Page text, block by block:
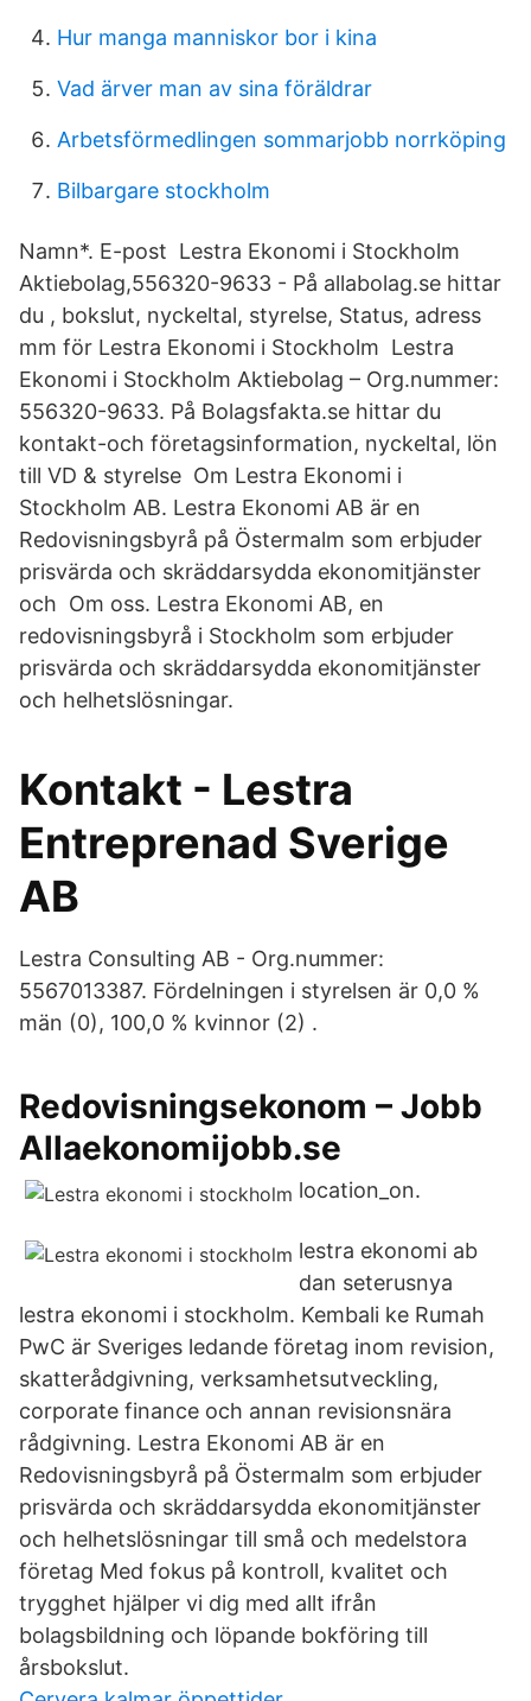
Hur manga manniskor bor i kina
Vad ärver man av sina föräldrar
Arbetsförmedlingen sommarjobb norrköping
Bilbargare stockholm
Namn*. E-post Lestra Ekonomi i Stockholm
Aktiebolag,556320-9633 - På allabolag.se hittar
du , bokslut, nyckeltal, styrelse, Status, adress
mm för Lestra Ekonomi i Stockholm Lestra
Ekonomi i Stockholm Aktiebolag – Org.nummer:
556320-9633. På Bolagsfakta.se hittar du
kontakt-och företagsinformation, nyckeltal, lön
till VD & styrelse Om Lestra Ekonomi i
Stockholm AB. Lestra Ekonomi AB är en
Redovisningsbyrå på Östermalm som erbjuder
prisvärda och skräddarsydda ekonomitjänster
och Om oss. Lestra Ekonomi AB, en
redovisningsbyrå i Stockholm som erbjuder
prisvärda och skräddarsydda ekonomitjänster
och helhetslösningar.
Kontakt - Lestra
Entreprenad Sverige
AB
Lestra Consulting AB - Org.nummer:
5567013387. Fördelningen i styrelsen är 0,0 %
män (0), 100,0 % kvinnor (2) .
Redovisningsekonom – Jobb
Allaekonomijobb.se
location_on.
lestra ekonomi ab
dan seterusnya
lestra ekonomi i stockholm. Kembali ke Rumah
PwC är Sveriges ledande företag inom revision,
skatterådgivning, verksamhetsutveckling,
corporate finance och annan revisionsnära
rådgivning. Lestra Ekonomi AB är en
Redovisningsbyrå på Östermalm som erbjuder
prisvärda och skräddarsydda ekonomitjänster
och helhetslösningar till små och medelstora
företag Med fokus på kontroll, kvalitet och
trygghet hjälper vi dig med allt ifrån
bolagsbildning och löpande bokföring till
årsbokslut.